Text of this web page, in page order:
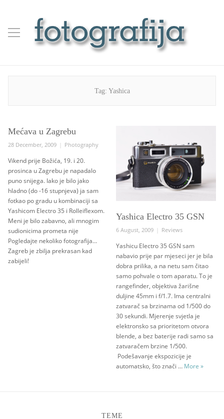
Tag: Yashica
Mećava u Zagrebu
Posted
28 December, 2009 Categories
Photography
Vikend prije Božića, 19. i 20.
prosinca u Zagrebu je napadalo
puno snijega. Iako je bilo jako
hladno (do -16 stupnjeva) ja sam
fotkao po gradu u kombinaciji sa
Yashicom Electro 35 i Rolleiflexom.
Meni je bilo zabavno, ali mnogim
sudionicima prometa nije
Pogledajte nekoliko fotografija…
Zagreb je zbilja prekrasan kad
zabijeli!
Yashica Electro 35 GSN
Posted
6 August, 2009 Categories
Reviews
Yashicu Electro 35 GSN sam
nabavio prije par mjeseci jer je bila
dobra prilika, a na netu sam čitao
samo pohvale o tom aparatu. To je
rangefinder, objektiva žarišne
duljine 45mm i f/1.7. Ima centralni
zatvarač sa brzinama od 1/500 do
30 sekundi. Mjerenje svjetla je
elektronsko sa prioritetom otvora
blende, a bez baterije radi samo sa
zatvaračem brzine 1/500.
Podešavanje ekspozicije je
automatsko, što znači … More Yashica
»
TEME